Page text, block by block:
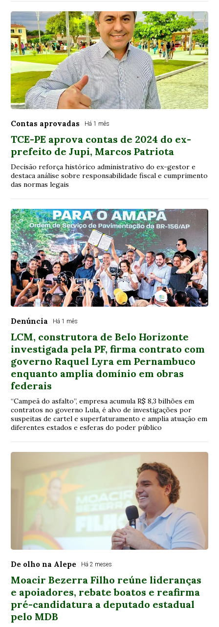
Contas aprovadas Há 1 mês
TCE-PE aprova contas de 2024 do ex-
prefeito de Jupi, Marcos Patriota
Decisão reforça histórico administrativo do ex-gestor e
destaca análise sobre responsabilidade fiscal e cumprimento
das normas legais
Denúncia Há 1 mês
LCM, construtora de Belo Horizonte
investigada pela PF, firma contrato com
governo Raquel Lyra em Pernambuco
enquanto amplia domínio em obras
federais
“Campeã do asfalto”, empresa acumula R$ 8,3 bilhões em
contratos no governo Lula, é alvo de investigações por
suspeitas de cartel e superfaturamento e amplia atuação em
diferentes estados e esferas do poder público
De olho na Alepe Há 2 meses
Moacir Bezerra Filho reúne lideranças
e apoiadores, rebate boatos e reafirma
pré-candidatura a deputado estadual
pelo MDB